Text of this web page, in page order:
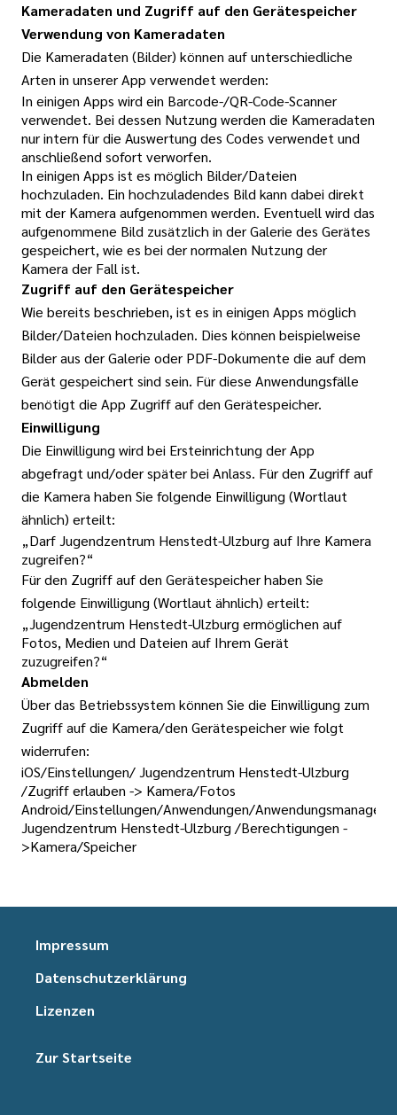
Kameradaten und Zugriff auf den Gerätespeicher
Verwendung von Kameradaten
Die Kameradaten (Bilder) können auf unterschiedliche
Arten in unserer App verwendet werden:
In einigen Apps wird ein Barcode-/QR-Code-Scanner
verwendet. Bei dessen Nutzung werden die Kameradaten
nur intern für die Auswertung des Codes verwendet und
anschließend sofort verworfen.
In einigen Apps ist es möglich Bilder/Dateien
hochzuladen. Ein hochzuladendes Bild kann dabei direkt
mit der Kamera aufgenommen werden. Eventuell wird das
aufgenommene Bild zusätzlich in der Galerie des Gerätes
gespeichert, wie es bei der normalen Nutzung der
Kamera der Fall ist.
Zugriff auf den Gerätespeicher
Wie bereits beschrieben, ist es in einigen Apps möglich
Bilder/Dateien hochzuladen. Dies können beispielweise
Bilder aus der Galerie oder PDF-Dokumente die auf dem
Gerät gespeichert sind sein. Für diese Anwendungsfälle
benötigt die App Zugriff auf den Gerätespeicher.
Einwilligung
Die Einwilligung wird bei Ersteinrichtung der App
abgefragt und/oder später bei Anlass. Für den Zugriff auf
die Kamera haben Sie folgende Einwilligung (Wortlaut
ähnlich) erteilt:
„Darf Jugendzentrum Henstedt-Ulzburg auf Ihre Kamera
zugreifen?“
Für den Zugriff auf den Gerätespeicher haben Sie
folgende Einwilligung (Wortlaut ähnlich) erteilt:
„Jugendzentrum Henstedt-Ulzburg ermöglichen auf
Fotos, Medien und Dateien auf Ihrem Gerät
zuzugreifen?“
Abmelden
Über das Betriebssystem können Sie die Einwilligung zum
Zugriff auf die Kamera/den Gerätespeicher wie folgt
widerrufen:
iOS/Einstellungen/ Jugendzentrum Henstedt-Ulzburg
/Zugriff erlauben -> Kamera/Fotos
Android/Einstellungen/Anwendungen/Anwendungsmanager/
Jugendzentrum Henstedt-Ulzburg /Berechtigungen -
>Kamera/Speicher
Impressum
Datenschutzerklärung
Lizenzen
Zur Startseite